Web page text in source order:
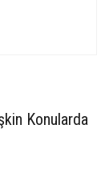
Konularda